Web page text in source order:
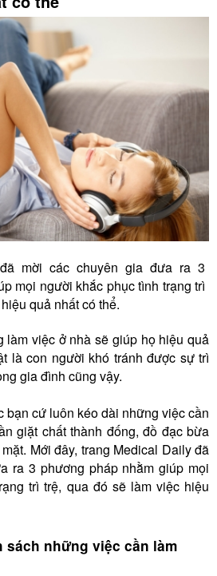
mời các chuyên gia đưa ra 3
mọi người khắc phục tình trạng trì
quả nhất có thể.
làm việc ở nhà sẽ giúp họ hiệu quả
là con người khó tránh được sự trì
gia đình cũng vậy.
bạn cứ luôn kéo dài những việc cần
giặt chất thành đống, đồ đạc bừa
Mới đây, trang Medical Daily đã
ra 3 phương pháp nhằm giúp mọi
trì trệ, qua đó sẽ làm việc hiệu
sách những việc cần làm